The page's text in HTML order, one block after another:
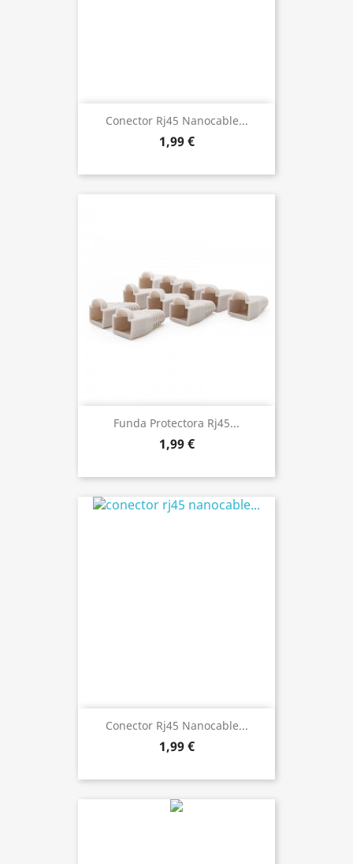
Conector Rj45 Nanocable...
1,99 €
Funda Protectora Rj45...
1,99 €
Conector Rj45 Nanocable...
1,99 €